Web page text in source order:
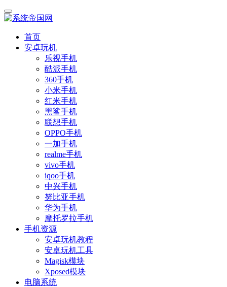
首页
安卓玩机
乐视手机
酷派手机
360手机
小米手机
红米手机
黑鲨手机
联想手机
OPPO手机
一加手机
realme手机
vivo手机
iqoo手机
中兴手机
努比亚手机
华为手机
摩托罗拉手机
手机资源
安卓玩机教程
安卓玩机工具
Magisk模块
Xposed模块
电脑系统